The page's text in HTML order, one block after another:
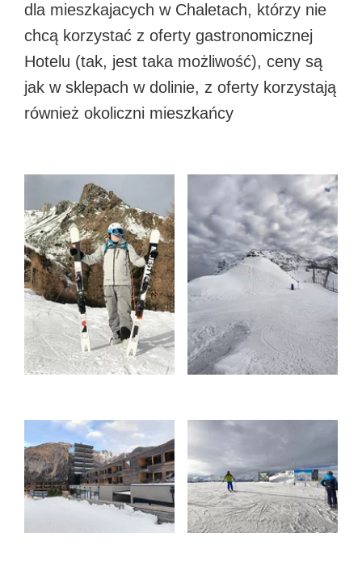
dla mieszkajacych w Chaletach, którzy nie
chcą korzystać z oferty gastronomicznej
Hotelu (tak, jest taka możliwość), ceny są
jak w sklepach w dolinie, z oferty korzystają
również okoliczni mieszkańcy